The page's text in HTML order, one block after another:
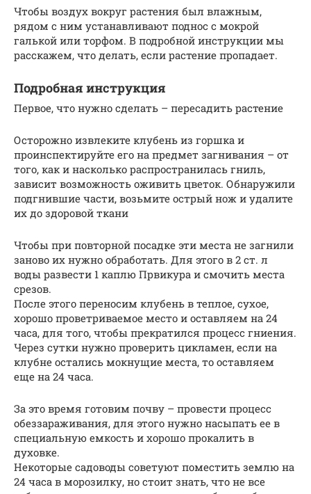
Чтобы воздух вокруг растения был влажным,
рядом с ним устанавливают поднос с мокрой
галькой или торфом. В подробной инструкции мы
расскажем, что делать, если растение пропадает.
Подробная инструкция
Первое, что нужно сделать – пересадить растение
Осторожно извлеките клубень из горшка и
проинспектируйте его на предмет загнивания – от
того, как и насколько распространилась гниль,
зависит возможность оживить цветок. Обнаружили
подгнившие части, возьмите острый нож и удалите
их до здоровой ткани
Чтобы при повторной посадке эти места не загнили
заново их нужно обработать. Для этого в 2 ст. л
воды развести 1 каплю Првикура и смочить места
срезов.
После этого переносим клубень в теплое, сухое,
хорошо проветриваемое место и оставляем на 24
часа, для того, чтобы прекратился процесс гниения.
Через сутки нужно проверить цикламен, если на
клубне остались мокнущие места, то оставляем
еще на 24 часа.
За это время готовим почву – провести процесс
обеззараживания, для этого нужно насыпать ее в
специальную емкость и хорошо прокалить в
духовке.
Некоторые садоводы советуют поместить землю на
24 часа в морозилку, но стоит знать, что не все